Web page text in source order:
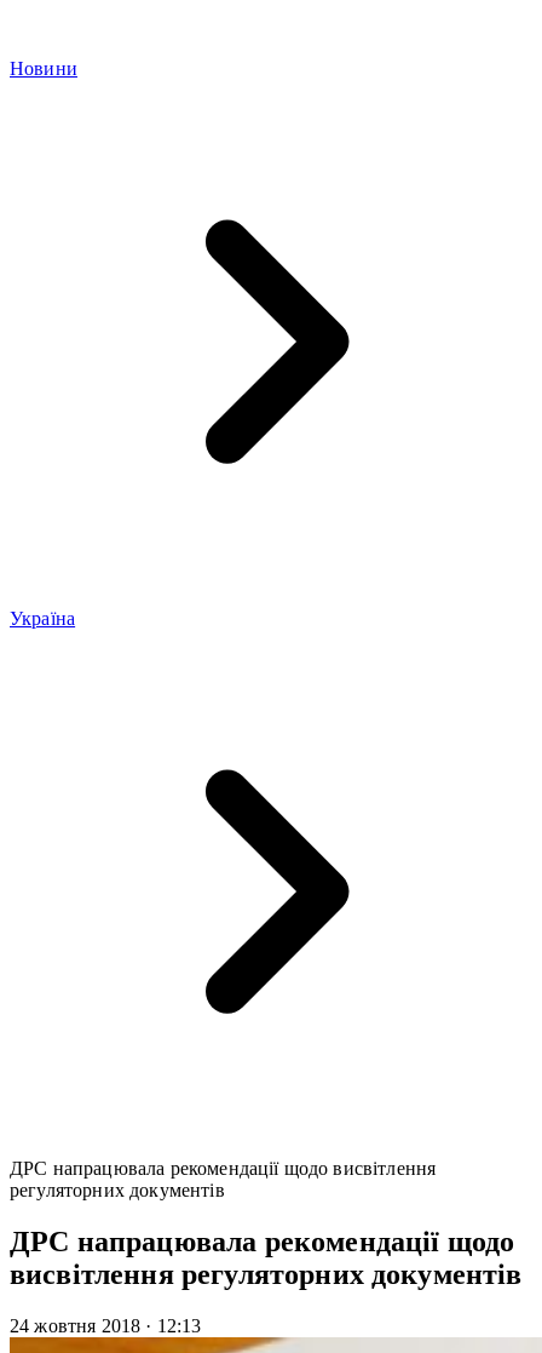
Новини
Україна
ДРС напрацювала рекомендації щодо висвітлення
регуляторних документів
ДРС напрацювала рекомендації щодо
висвітлення регуляторних документів
24 жовтня 2018 · 12:13